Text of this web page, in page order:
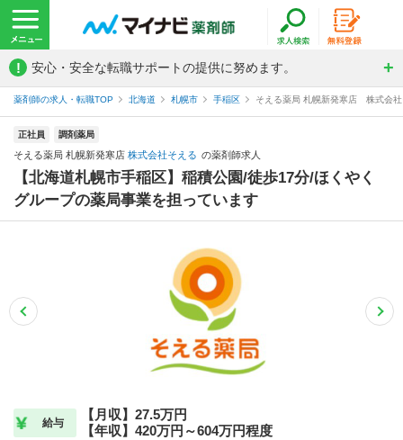
! 安心・安全な転職サポートの提供に努めます。
薬剤師の求人・転職TOP 北海道 札幌市 手稲区 そえる薬局 札幌新発寒店 株式会
正社員 調剤薬局
そえる薬局 札幌新発寒店 株式会社そえる の薬剤師求人
【北海道札幌市手稲区】稲積公園/徒歩17分/ほくやく
グループの薬局事業を担っています
給与
【月収】27.5万円
【年収】420万円～604万円程度